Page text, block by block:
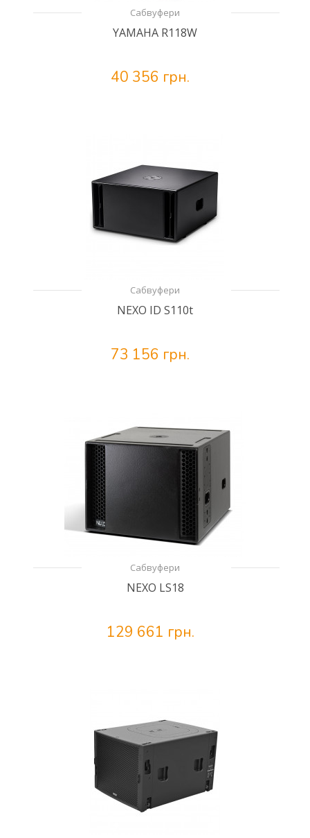
Сабвуфери
YAMAHA R118W
40 356 грн.
Сабвуфери
NEXO ID S110t
73 156 грн.
Сабвуфери
NEXO LS18
129 661 грн.